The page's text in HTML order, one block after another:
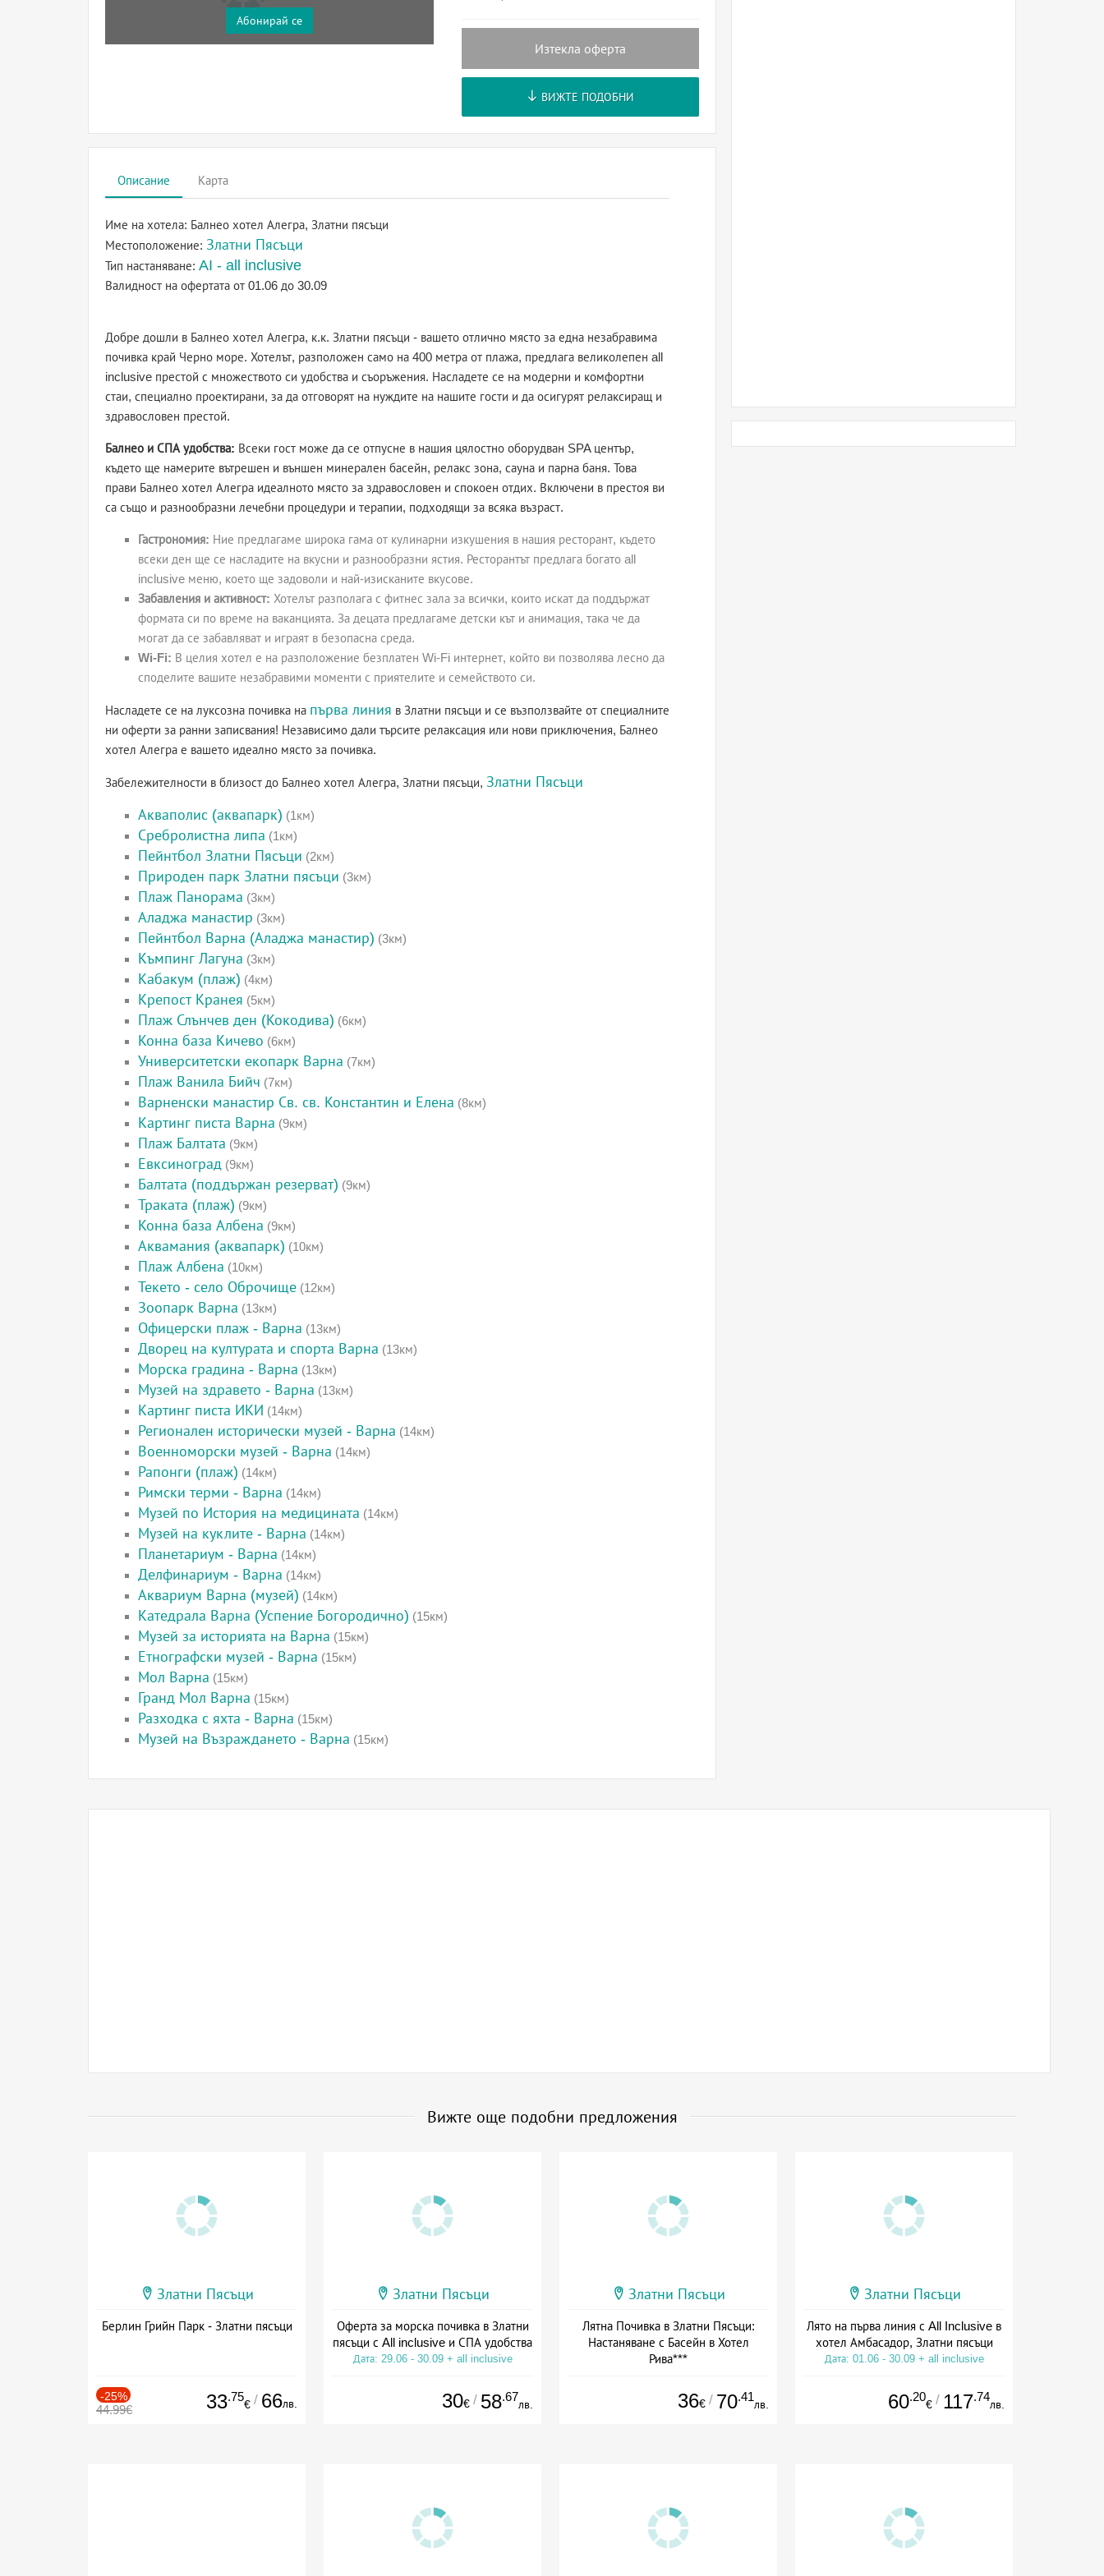
Абонирай се
Изтекла оферта
ВИЖТЕ ПОДОБНИ
Описание Карта
Име на хотела: Балнео хотел Алегра, Златни пясъци
Местоположение: Златни Пясъци
Тип настаняване: AI - all inclusive
Валидност на офертата от 01.06 до 30.09
Добре дошли в Балнео хотел Алегра, к.к. Златни пясъци - вашето отлично място за една незабравима
почивка край Черно море. Хотелът, разположен само на 400 метра от плажа, предлага великолепен all
inclusive престой с множеството си удобства и съоръжения. Насладете се на модерни и комфортни
стаи, специално проектирани, за да отговорят на нуждите на нашите гости и да осигурят релаксиращ и
здравословен престой.
Балнео и СПА удобства: Всеки гост може да се отпусне в нашия цялостно оборудван SPA център,
където ще намерите вътрешен и външен минерален басейн, релакс зона, сауна и парна баня. Това
прави Балнео хотел Алегра идеалното място за здравословен и спокоен отдих. Включени в престоя ви
са също и разнообразни лечебни процедури и терапии, подходящи за всяка възраст.
Гастрономия: Ние предлагаме широка гама от кулинарни изкушения в нашия ресторант, където
всеки ден ще се насладите на вкусни и разнообразни ястия. Ресторантът предлага богато all
inclusive меню, което ще задоволи и най-изисканите вкусове.
Забавления и активност: Хотелът разполага с фитнес зала за всички, които искат да поддържат
формата си по време на ваканцията. За децата предлагаме детски кът и анимация, така че да
могат да се забавляват и играят в безопасна среда.
Wi-Fi: В целия хотел е на разположение безплатен Wi-Fi интернет, който ви позволява лесно да
споделите вашите незабравими моменти с приятелите и семейството си.
Насладете се на луксозна почивка на първа линия в Златни пясъци и се възползвайте от специалните
ни оферти за ранни записвания! Независимо дали търсите релаксация или нови приключения, Балнео
хотел Алегра е вашето идеално място за почивка.
Забележителности в близост до Балнео хотел Алегра, Златни пясъци, Златни Пясъци
Акваполис (аквапарк) (1км)
Сребролистна липа (1км)
Пейнтбол Златни Пясъци (2км)
Природен парк Златни пясъци (3км)
Плаж Панорама (3км)
Аладжа манастир (3км)
Пейнтбол Варна (Аладжа манастир) (3км)
Къмпинг Лагуна (3км)
Кабакум (плаж) (4км)
Крепост Кранея (5км)
Плаж Слънчев ден (Кокодива) (6км)
Конна база Кичево (6км)
Университетски екопарк Варна (7км)
Плаж Ванила Бийч (7км)
Варненски манастир Св. св. Константин и Елена (8км)
Картинг писта Варна (9км)
Плаж Балтата (9км)
Евксиноград (9км)
Балтата (поддържан резерват) (9км)
Траката (плаж) (9км)
Конна база Албена (9км)
Аквамания (аквапарк) (10км)
Плаж Албена (10км)
Текето - село Оброчище (12км)
Зоопарк Варна (13км)
Офицерски плаж - Варна (13км)
Дворец на културата и спорта Варна (13км)
Морска градина - Варна (13км)
Музей на здравето - Варна (13км)
Картинг писта ИКИ (14км)
Регионален исторически музей - Варна (14км)
Военноморски музей - Варна (14км)
Рапонги (плаж) (14км)
Римски терми - Варна (14км)
Музей по История на медицината (14км)
Музей на куклите - Варна (14км)
Планетариум - Варна (14км)
Делфинариум - Варна (14км)
Аквариум Варна (музей) (14км)
Катедрала Варна (Успение Богородично) (15км)
Музей за историята на Варна (15км)
Етнографски музей - Варна (15км)
Мол Варна (15км)
Гранд Мол Варна (15км)
Разходка с яхта - Варна (15км)
Музей на Възраждането - Варна (15км)
Вижте още подобни предложения
Златни Пясъци
Берлин Грийн Парк - Златни пясъци
-25%
44.99€ 33.75
€ / 66лв.
Златни Пясъци
Оферта за морска почивка в Златни
пясъци с All inclusive и СПА удобства
Дата: 29.06 - 30.09 + all inclusive
30€ / 58.67
лв.
Златни Пясъци
Лятна Почивка в Златни Пясъци:
Настаняване с Басейн в Хотел
Рива***
36€ / 70.41
лв.
Златни Пясъци
Лято на първа линия с All Inclusive в
хотел Амбасадор, Златни пясъци
Дата: 01.06 - 30.09 + all inclusive
60.20
€ / 117.74
лв.